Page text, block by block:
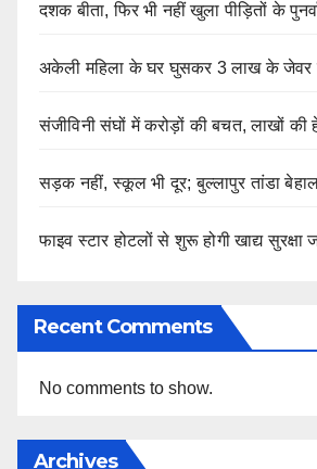
दशक बीता, फिर भी नहीं खुला पीड़ितों के
अकेली महिला के घर घुसकर 3 लाख के जेवर
संजीविनी संघों में करोड़ों की बचत, लाखों की
सड़क नहीं, स्कूल भी दूर; बुल्लापुर तांडा
फाइव स्टार होटलों से शुरू होगी खाद्य सुरक्षा
Recent Comments
No comments to show.
Archives